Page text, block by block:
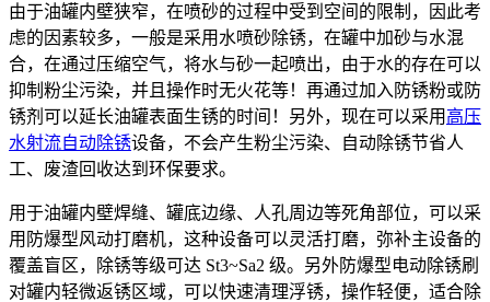
由于油罐内壁狭窄，在喷砂的过程中受到空间的限制，因此考
虑的因素较多，一般是采用水喷砂除锈，在罐中加砂与水混
合，在通过压缩空气，将水与砂一起喷出，由于水的存在可以
抑制粉尘污染，并且操作时无火花等！再通过加入防锈粉或防
锈剂可以延长油罐表面生锈的时间！另外，现在可以采用 高压
水射流自动除锈设备，不会产生粉尘污染、自动除锈节省人
工、废渣回收达到环保要求。
用于油罐内壁焊缝、罐底边缘、人孔周边等死角部位，可以采
用防爆型风动打磨机，这种设备可以灵活打磨，弥补主设备的
覆盖盲区，除锈等级可达 St3~Sa2 级。另外防爆型电动除锈刷
对罐内轻微返锈区域，可以快速清理浮锈，操作轻便，适合除